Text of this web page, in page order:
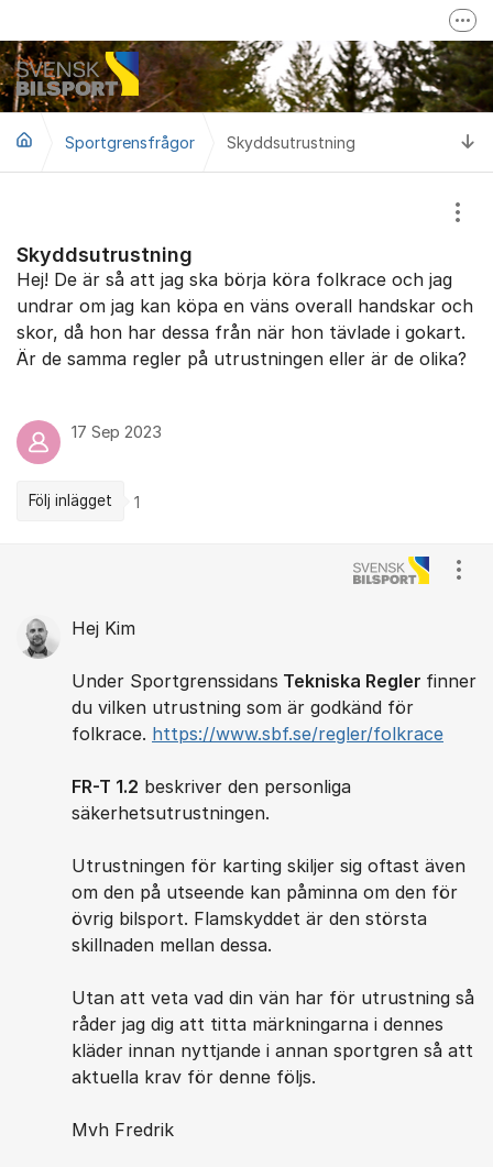
Mer om Svensk Bilsport
Svensk Bilsport på Facebook
LoTs - Tävling/Licensverktyg
Sportgrensfrågor Skyddsutrustning
Skyddsutrustning
Hej! De är så att jag ska börja köra folkrace och jag
undrar om jag kan köpa en väns overall handskar och
skor, då hon har dessa från när hon tävlade i gokart.
Är de samma regler på utrustningen eller är de olika?
17 Sep 2023
Följ inlägget 1
Hej Kim
Under Sportgrenssidans Tekniska Regler finner
du vilken utrustning som är godkänd för
folkrace. https://www.sbf.se/regler/folkrace
FR-T 1.2 beskriver den personliga
säkerhetsutrustningen.
Utrustningen för karting skiljer sig oftast även
om den på utseende kan påminna om den för
övrig bilsport. Flamskyddet är den största
skillnaden mellan dessa.
Utan att veta vad din vän har för utrustning så
råder jag dig att titta märkningarna i dennes
kläder innan nyttjande i annan sportgren så att
aktuella krav för denne följs.
Mvh Fredrik